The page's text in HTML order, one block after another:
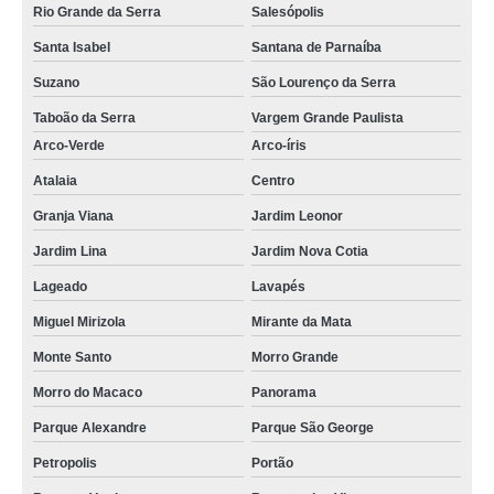
raspagem de piso de taco de madeira Guarulhos
raspagem de piso de madeira maciça orçamento Cajamar
quero fazer raspagem de piso de madeira para quarto Parque São George
quero fazer raspagem em piso de madeira Parque São George
quero fazer raspagem de piso de madeira maciça Itapecerica da Serra
empresa de raspagem de piso de taco de madeira Taboão da Serra
raspagem de piso de madeira assoalho São Miguel
onde fazer raspagem piso de madeira Granja Viana
empresa de raspagem de piso de madeira para quarto Guararema
empresa de raspagem de piso de madeira deck Taboão da Serra
Rio Grande da Serra Salesópolis
Santa Isabel Santana de Parnaíba
Suzano São Lourenço da Serra
Taboão da Serra
Vargem Grande Paulista
Arco-Verde
Arco-íris
Atalaia Centro
Granja Viana Jardim Leonor
Jardim Lina Jardim Nova Cotia
Lageado Lavapés
Miguel Mirizola Mirante da Mata
Monte Santo Morro Grande
Morro do Macaco Panorama
Parque Alexandre Parque São George
Petropolis Portão